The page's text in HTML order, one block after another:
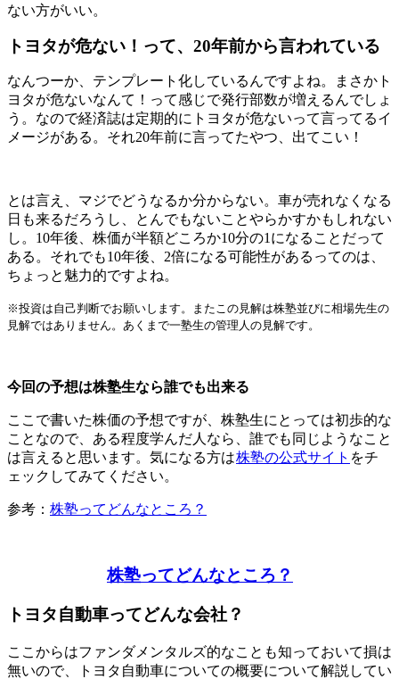
ない方がいい。
トヨタが危ない！って、20年前から言われている
なんつーか、テンプレート化しているんですよね。まさかト
ヨタが危ないなんて！って感じで発行部数が増えるんでしょ
う。なので経済誌は定期的にトヨタが危ないって言ってるイ
メージがある。それ20年前に言ってたやつ、出てこい！
とは言え、マジでどうなるか分からない。車が売れなくなる
日も来るだろうし、とんでもないことやらかすかもしれない
し。10年後、株価が半額どころか10分の1になることだって
ある。それでも10年後、2倍になる可能性があるってのは、
ちょっと魅力的ですよね。
※投資は自己判断でお願いします。またこの見解は株塾並びに相場先生の
見解ではありません。あくまで一塾生の管理人の見解です。
今回の予想は株塾生なら誰でも出来る
ここで書いた株価の予想ですが、株塾生にとっては初歩的な
ことなので、ある程度学んだ人なら、誰でも同じようなこと
は言えると思います。気になる方は株塾の公式サイト をチ
ェックしてみてください。
参考： 株塾ってどんなところ？
株塾ってどんなところ？
トヨタ自動車ってどんな会社？
ここからはファンダメンタルズ的なことも知っておいて損は
無いので、トヨタ自動車についての概要について解説してい